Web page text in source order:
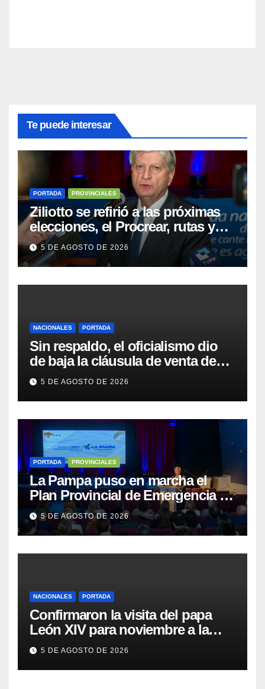
Te puede interesar
PORTADA PROVINCIALES
Ziliotto se refirió a las próximas
elecciones, el Procrear, rutas y
Vaca Muerta
5 DE AGOSTO DE 2026
NACIONALES PORTADA
Sin respaldo, el oficialismo dio
de baja la cláusula de venta de
tierras a extranjeros para salvar la
sesión
5 DE AGOSTO DE 2026
PORTADA PROVINCIALES
La Pampa puso en marcha el
Plan Provincial de Emergencia en
Salud Mental
5 DE AGOSTO DE 2026
NACIONALES PORTADA
Confirmaron la visita del papa
León XIV para noviembre a la
Argentina
5 DE AGOSTO DE 2026